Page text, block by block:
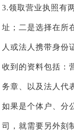
3.领取营业执照有
址；二是选择在所
人或法人携带身份
收到的资料包括：
务章、以及法人代
如果是个体户、分
司，就需要另外刻